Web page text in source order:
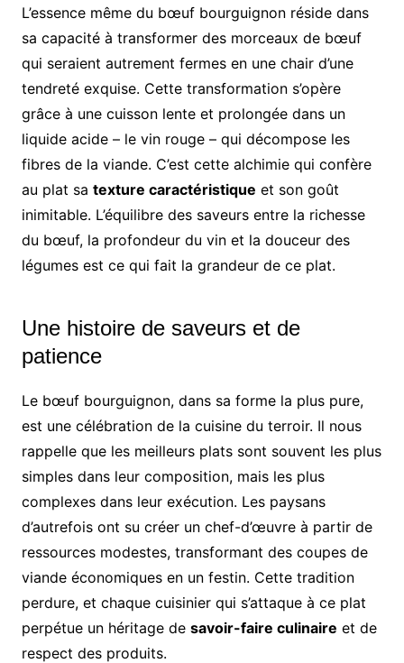
L’essence même du bœuf bourguignon réside dans
sa capacité à transformer des morceaux de bœuf
qui seraient autrement fermes en une chair d’une
tendreté exquise. Cette transformation s’opère
grâce à une cuisson lente et prolongée dans un
liquide acide – le vin rouge – qui décompose les
fibres de la viande. C’est cette alchimie qui confère
au plat sa texture caractéristique et son goût
inimitable. L’équilibre des saveurs entre la richesse
du bœuf, la profondeur du vin et la douceur des
légumes est ce qui fait la grandeur de ce plat.
Une histoire de saveurs et de
patience
Le bœuf bourguignon, dans sa forme la plus pure,
est une célébration de la cuisine du terroir. Il nous
rappelle que les meilleurs plats sont souvent les plus
simples dans leur composition, mais les plus
complexes dans leur exécution. Les paysans
d’autrefois ont su créer un chef-d’œuvre à partir de
ressources modestes, transformant des coupes de
viande économiques en un festin. Cette tradition
perdure, et chaque cuisinier qui s’attaque à ce plat
perpétue un héritage de savoir-faire culinaire et de
respect des produits.